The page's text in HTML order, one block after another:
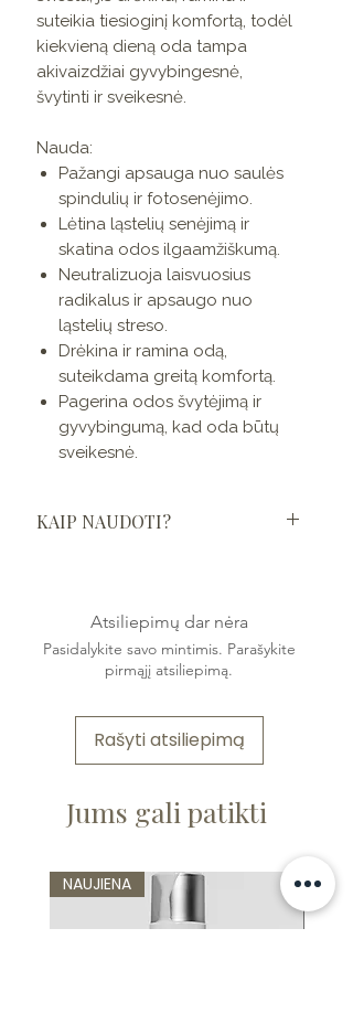
suteikia tiesioginį komfortą, todėl
kiekvieną dieną oda tampa
akivaizdžiai gyvybingesnė,
švytinti ir sveikesnė.
Nauda:
Pažangi apsauga nuo saulės
spindulių ir fotosenėjimo.
Lėtina ląstelių senėjimą ir
skatina odos ilgaamžiškumą.
Neutralizuoja laisvuosius
radikalus ir apsaugo nuo
ląstelių streso.
Drėkina ir ramina odą,
suteikdama greitą komfortą.
Pagerina odos švytėjimą ir
gyvybingumą, kad oda būtų
sveikesnė.
KAIP NAUDOTI?
likus pusvalandžiui iki saulės
spindulių. Pakartotinai tepkite kas
2 valandas.
Atsiliepimų dar nėra
Pasidalykite savo mintimis. Parašykite
pirmąjį atsiliepimą.
Rašyti atsiliepimą
Jums gali patikti
NAUJIENA